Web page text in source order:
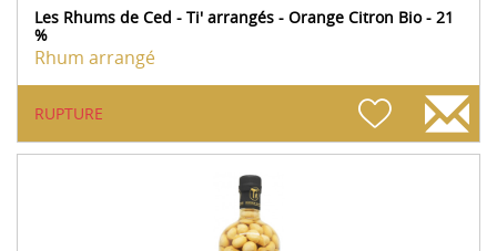
Les Rhums de Ced - Ti' arrangés - Orange Citron Bio - 21
%
Rhum arrangé
RUPTURE